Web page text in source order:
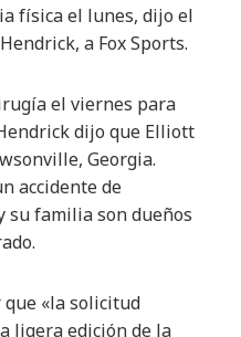
física el lunes, dijo el
a Fox Sports.
el viernes para
dijo que Elliott
Georgia.
accidente de
su familia son dueños
«la solicitud
ligera edición de la